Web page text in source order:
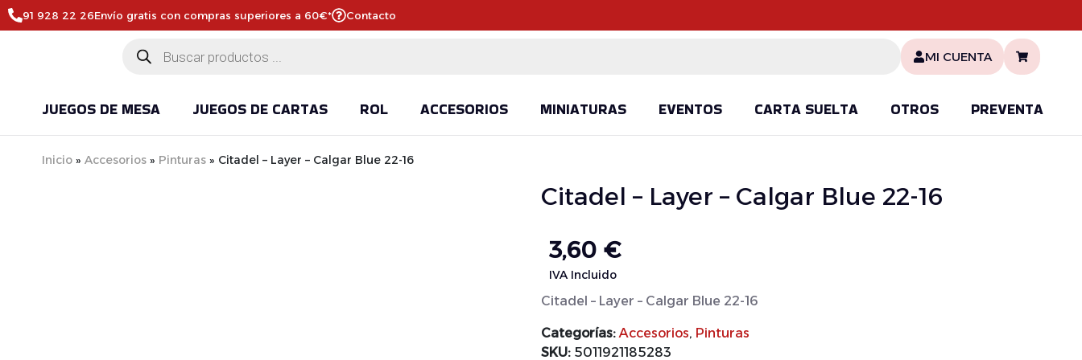
91 928 22 26Envío gratis con compras superiores a 60€* Contacto
MI CUENTA
JUEGOS DE MESA JUEGOS DE CARTAS ROL ACCESORIOS MINIATURAS EVENTOS CARTA SUELTA OTROS PREVENTA
Inicio » Accesorios » Pinturas » Citadel – Layer – Calgar Blue 22-16
Citadel – Layer – Calgar Blue 22-16
3,60 €
IVA Incluido
Citadel – Layer – Calgar Blue 22-16
Categorías: Accesorios, Pinturas
SKU: 5011921185283